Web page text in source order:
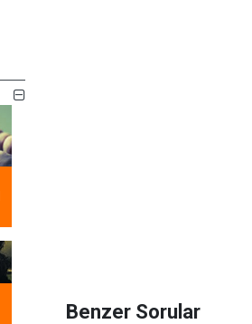
Benzer Sorular